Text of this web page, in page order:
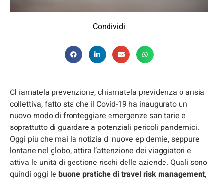
Condividi
Chiamatela prevenzione, chiamatela previdenza o ansia
collettiva, fatto sta che il Covid-19 ha inaugurato un
nuovo modo di fronteggiare emergenze sanitarie e
soprattutto di guardare a potenziali pericoli pandemici.
Oggi più che mai la notizia di nuove epidemie, seppure
lontane nel globo, attira l’attenzione dei viaggiatori e
attiva le unità di gestione rischi delle aziende. Quali sono
quindi oggi le buone pratiche di travel risk management,